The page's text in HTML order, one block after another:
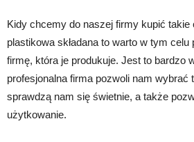
Kidy chcemy do naszej firmy kupić
plastikowa składana to warto w tym
firmę, która je produkuje. Jest to bardzo
profesjonalna firma pozwoli nam
sprawdzą nam się świetnie, a także
użytkowanie.